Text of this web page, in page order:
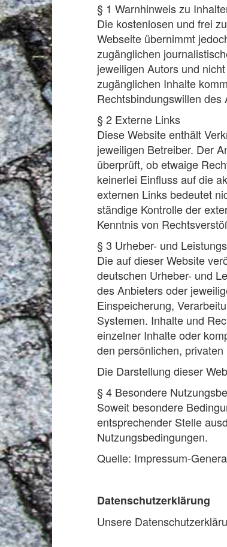
§ 1 Warnhinweis zu
Die kostenlosen und frei
Webseite übernimmt
zugänglichen
jeweiligen Autors und
zugänglichen Inhalte
Rechtsbindungswillen des
§ 2 Externe Links
Diese Website enthält
jeweiligen Betreiber. Der
überprüft, ob etwaige
keinerlei Einfluss auf die
externen Links bedeutet
ständige Kontrolle der
Kenntnis von
§ 3 Urheber- und
Die auf dieser Website
deutschen Urheber- und
des Anbieters oder
Einspeicherung,
Systemen. Inhalte und
einzelner Inhalte oder
den persönlichen,
Die Darstellung dieser
§ 4 Besondere
Soweit besondere
entsprechender Stelle
Nutzungsbedingungen.
Quelle: Impressum-
Datenschutzerklärung
Unsere